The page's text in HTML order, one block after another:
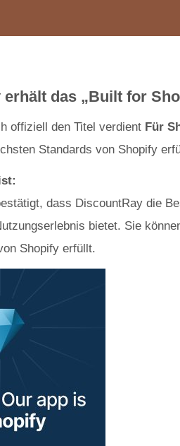
erhält das „Built for
offiziell den Titel verdient Für
Standards von Shopify
dass DiscountRay die
bietet. Sie
Shopify erfüllt.